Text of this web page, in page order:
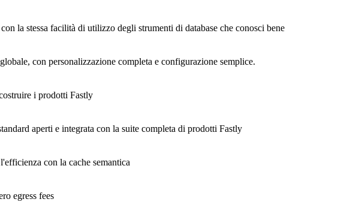
la stessa facilità di utilizzo degli strumenti di database che conosci bene
con personalizzazione completa e configurazione semplice.
i prodotti Fastly
aperti e integrata con la suite completa di prodotti Fastly
con la cache semantica
egress fees